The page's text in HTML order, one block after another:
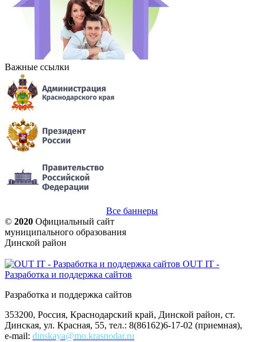
Важные ссылки
Все баннеры
© 2020 Официальный сайт
муниципального образования
Динской район
OUT IT -
Разработка и поддержка сайтов
Разработка и поддержка сайтов
353200, Россия, Краснодарский край, Динской район, ст.
Динская, ул. Красная, 55, тел.: 8(86162)6-17-02 (приемная),
e-mail: dinskaya@mo.krasnodar.ru